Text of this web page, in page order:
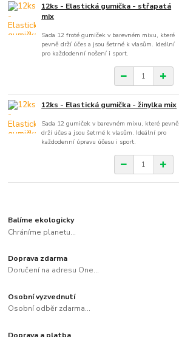
12ks - Elastická gumička - střapatá
mix
Sada 12 froté gumiček v barevném mixu, které
pevně drží účes a jsou šetrné k vlasům. Ideální
pro každodenní nošení i sport.
12ks - Elastická gumička - žinylka mix
Sada 12 gumiček v barevném mixu, které pevně
drží účes a jsou šetrné k vlasům. Ideální pro
každodenní úpravu účesu i sport.
Balíme ekologicky
Chráníme planetu...
Doprava zdarma
Doručení na adresu One...
Osobní vyzvednutí
Osobní odběr zdarma...
Doprava a platba